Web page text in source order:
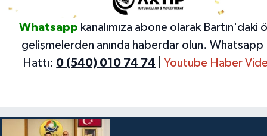
Whatsapp kanalımıza abone olarak Bartın'daki
gelişmelerden anında haberdar olun. Whatsapp
Hattı: 0 (540) 010 74 74 Youtube Haber